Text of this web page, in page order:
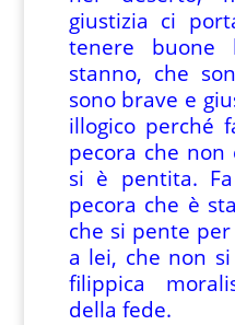
giustizia ci
tenere buone
stanno, che
sono brave e
illogico perché
pecora che
si è pentita.
pecora che è
che si pente
a lei, che non
filippica
della fede.